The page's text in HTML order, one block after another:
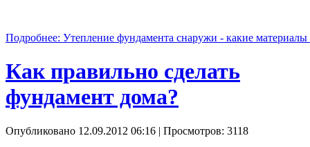
Подробнее: Утепление фундамента снаружи - какие материалы
Как правильно сделать
фундамент дома?
Опубликовано 12.09.2012 06:16 | Просмотров: 3118